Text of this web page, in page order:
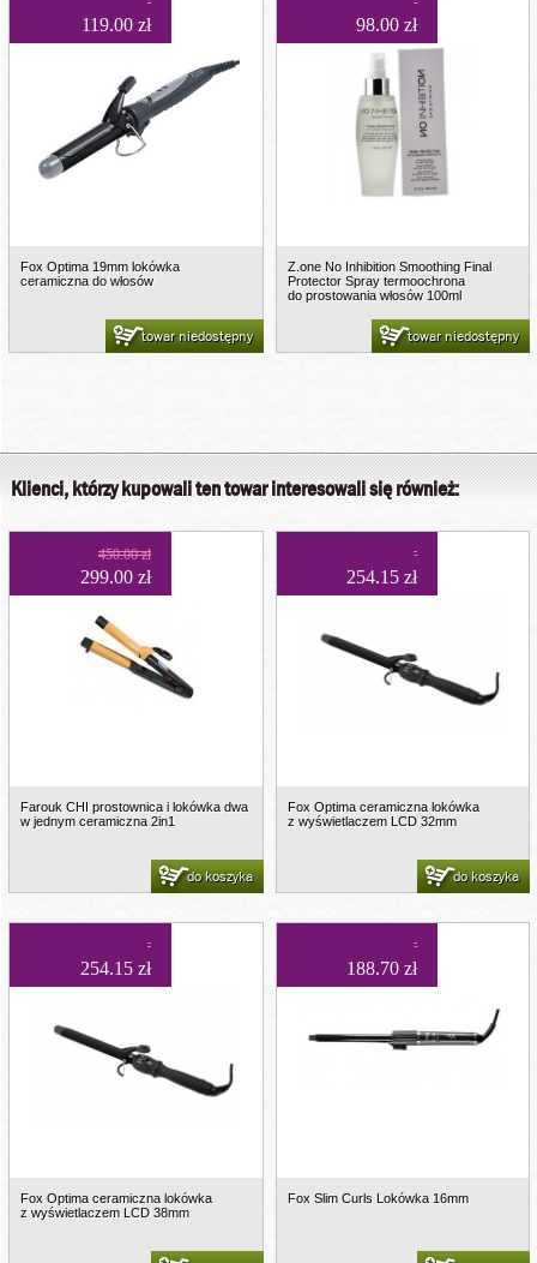
119.00 zł
Fox Optima 19mm lokówka
ceramiczna do włosów
towar niedostępny
98.00 zł
Z.one No Inhibition Smoothing Final
Protector Spray termoochrona
do prostowania włosów 100ml
towar niedostępny
Klienci, którzy kupowali ten towar interesowali się również:
450.00 zł
299.00 zł
Farouk CHI prostownica i lokówka dwa
w jednym ceramiczna 2in1
do koszyka
254.15 zł
Fox Optima ceramiczna lokówka
z wyświetlaczem LCD 32mm
do koszyka
254.15 zł
Fox Optima ceramiczna lokówka
z wyświetlaczem LCD 38mm
188.70 zł
Fox Slim Curls Lokówka 16mm